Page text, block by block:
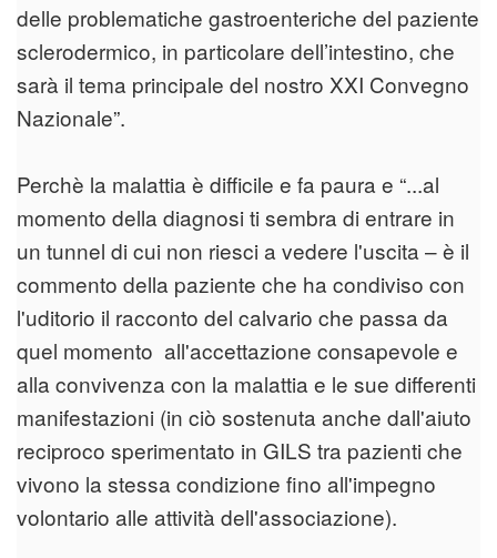
delle problematiche gastroenteriche del paziente
sclerodermico, in particolare dell’intestino, che
sarà il tema principale del nostro XXI Convegno
Nazionale”.
Perchè la malattia è difficile e fa paura e “...al
momento della diagnosi ti sembra di entrare in
un tunnel di cui non riesci a vedere l'uscita – è il
commento della paziente che ha condiviso con
l'uditorio il racconto del calvario che passa da
quel momento all'accettazione consapevole e
alla convivenza con la malattia e le sue differenti
manifestazioni (in ciò sostenuta anche dall'aiuto
reciproco sperimentato in GILS tra pazienti che
vivono la stessa condizione fino all'impegno
volontario alle attività dell'associazione).